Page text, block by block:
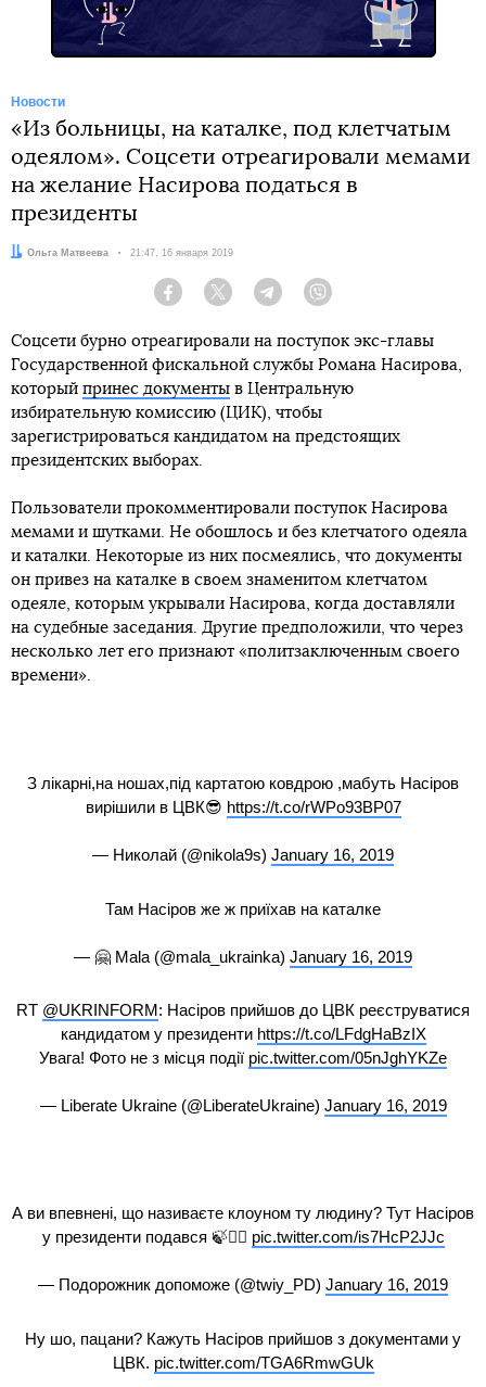
Новости
«Из больницы, на каталке, под клетчатым
одеялом». Соцсети отреагировали мемами
на желание Насирова податься в
президенты
Автор:
Ольга Матвеева Дата:
21:47, 16 января 2019
Facebook Twitter Telegram
Соцсети бурно отреагировали на поступок экс-главы
Государственной фискальной службы Романа Насирова,
который принес документы в Центральную
избирательную комиссию (ЦИК), чтобы
зарегистрироваться кандидатом на предстоящих
президентских выборах.
Пользователи прокомментировали поступок Насирова
мемами и шутками. Не обошлось и без клетчатого одеяла
и каталки. Некоторые из них посмеялись, что документы
он привез на каталке в своем знаменитом клетчатом
одеяле, которым укрывали Насирова, когда доставляли
на судебные заседания. Другие предположили, что через
несколько лет его признают «политзаключенным своего
времени».
З лікарні,на ношах,під картатою ковдрою ,мабуть Насіров
вирішили в ЦВК😎 https://t.co/rWPo93BP07
— Николай (@nikola9s) January 16, 2019
Там Насіров же ж приїхав на каталке
— 🤗 Mala (@mala_ukrainka) January 16, 2019
RT @UKRINFORM: Насіров прийшов до ЦВК реєструватися
кандидатом у президенти https://t.co/LFdgHaBzIX
Увага! Фото не з місця події pic.twitter.com/05nJghYKZe
— Liberate Ukraine (@LiberateUkraine) January 16, 2019
А ви впевнені, що називаєте клоуном ту людину? Тут Насіров
у президенти подався 🍃🤦‍♀️ pic.twitter.com/is7HcP2JJc
— Подорожник допоможе (@twiy_PD) January 16, 2019
Ну шо, пацани? Кажуть Насіров прийшов з документами у
ЦВК. pic.twitter.com/TGA6RmwGUk